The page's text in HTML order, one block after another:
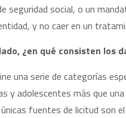
seguridad social, o un
y no caer en un
¿en qué consisten los
una serie de categorías
y adolescentes más que
fuentes de licitud son